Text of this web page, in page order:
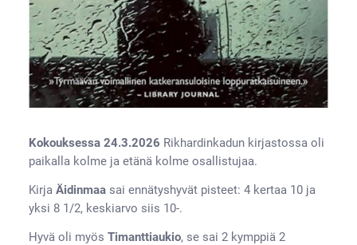
Kokouksessa 24.3.2026 Rikhardinkadun kirjastossa oli
paikalla kolme ja etänä kolme osallistujaa.
Kirja Äidinmaa sai ennätyshyvät pisteet: 4 kertaa 10 ja
yksi 8 1/2, keskiarvo siis 10-.
Hyvä oli myös Timanttiaukio, se sai 2 kymppiä 2